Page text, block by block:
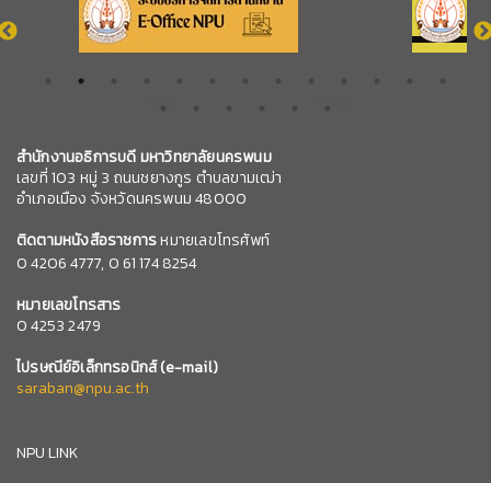
สำนักงานอธิการบดี มหาวิทยาลัยนครพนม
เลขที่ 103 หมู่ 3 ถนนชยางกูร ตำบลขามเฒ่า
อำเภอเมือง จังหวัดนครพนม 48000
ติดตามหนังสือราชการหมายเลขโทรศัพท์
04206 4777, 0 61 174 8254
หมายเลขโทรสาร
0 4253 2479
ไปรษณีย์อิเล็กทรอนิกส์(e-mail)
saraban@npu.ac.th
NPU LINK